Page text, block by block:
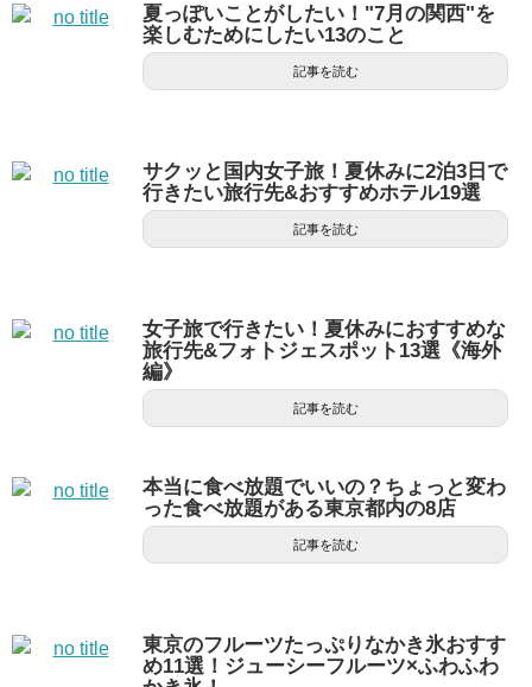
夏っぽいことがしたい！"7月の関西"を
楽しむためにしたい13のこと
記事を読む
サクッと国内女子旅！夏休みに2泊3日で
行きたい旅行先&おすすめホテル19選
記事を読む
女子旅で行きたい！夏休みにおすすめな
旅行先&フォトジェスポット13選《海外
編》
記事を読む
本当に食べ放題でいいの？ちょっと変わ
った食べ放題がある東京都内の8店
記事を読む
東京のフルーツたっぷりなかき氷おすす
め11選！ジューシーフルーツ×ふわふわ